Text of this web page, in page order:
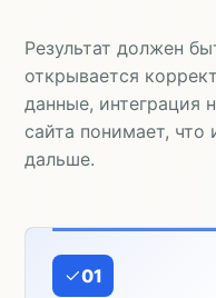
Результат должен
открывается
данные, интеграция
сайта понимает, что
дальше.
01